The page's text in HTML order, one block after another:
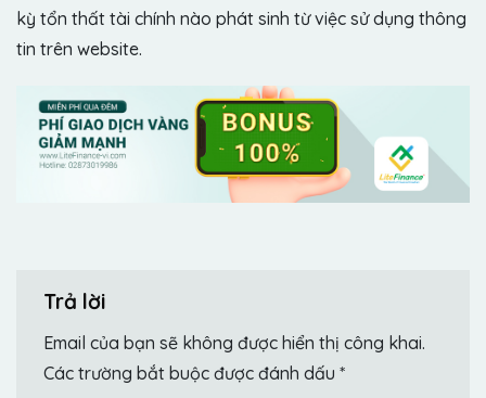
kỳ tổn thất tài chính nào phát sinh từ việc sử dụng thông
tin trên website.
Trả lời
Email của bạn sẽ không được hiển thị công khai.
Các trường bắt buộc được đánh dấu *